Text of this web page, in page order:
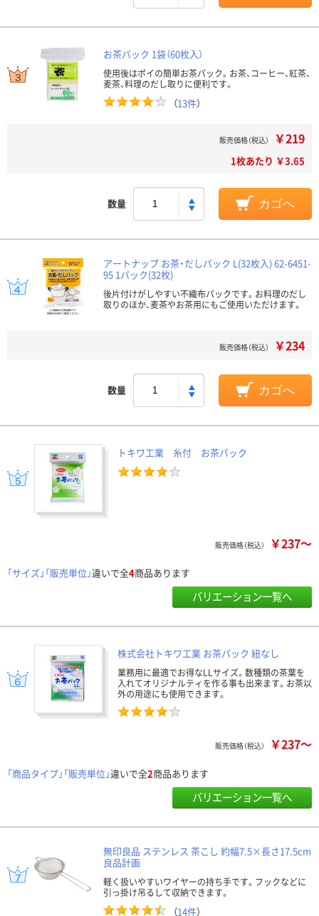
お茶パック 1袋（60枚入）
使用後はポイの簡単お茶パック。お茶、コーヒー、紅茶、
麦茶、料理のだし取りに便利です。
（13件）
販売価格（税込） ￥219
1枚あたり ￥3.65
数量 カゴへ
アートナップ お茶・だしパック L(32枚入) 62-6451-
95 1パック(32枚)
後片付けがしやすい不織布パックです。お料理のだし
取りのほか、麦茶やお茶用にもご使用いただけます。
販売価格（税込） ￥234
数量 カゴへ
トキワ工業 糸付 お茶パック
販売価格（税込） ￥237～
「サイズ」「販売単位」違いで全4商品あります
バリエーション一覧へ
株式会社トキワ工業 お茶パック 紐なし
業務用に最適でお得なLLサイズ。数種類の茶葉を
入れてオリジナルティを作る事も出来ます。お茶以
外の用途にも使用できます。
販売価格（税込） ￥237～
「商品タイプ」「販売単位」違いで全2商品あります
バリエーション一覧へ
無印良品 ステンレス 茶こし 約幅7.5×長さ17.5cm
良品計画
軽く扱いやすいワイヤーの持ち手です。フックなどに
引っ掛け吊るして収納できます。
（14件）